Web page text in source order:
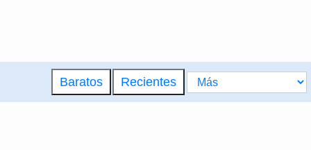
Baratos Recientes